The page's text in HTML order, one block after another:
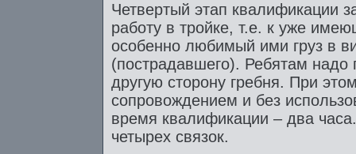
Четвертый этап квалификации
работу в тройке, т.е. к уже
особенно любимый ими груз в
(пострадавшего). Ребятам надо
другую сторону гребня. При
сопровождением и без
время квалификации – два
четырех связок.